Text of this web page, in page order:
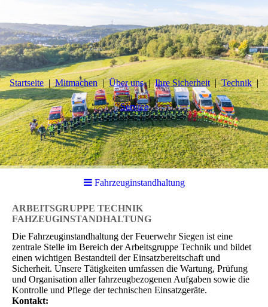
Startseite Mitmachen Über uns Ihre Sicherheit Technik
Service
Fahrzeuginstandhaltung
ARBEITSGRUPPE TECHNIK
FAHZEUGINSTANDHALTUNG
Die Fahrzeuginstandhaltung der Feuerwehr Siegen ist eine
zentrale Stelle im Bereich der Arbeitsgruppe Technik und bildet
einen wichtigen Bestandteil der Einsatzbereitschaft und
Sicherheit. Unsere Tätigkeiten umfassen die Wartung, Prüfung
und Organisation aller fahrzeugbezogenen Aufgaben sowie die
Kontrolle und Pflege der technischen Einsatzgeräte.
Kontakt: